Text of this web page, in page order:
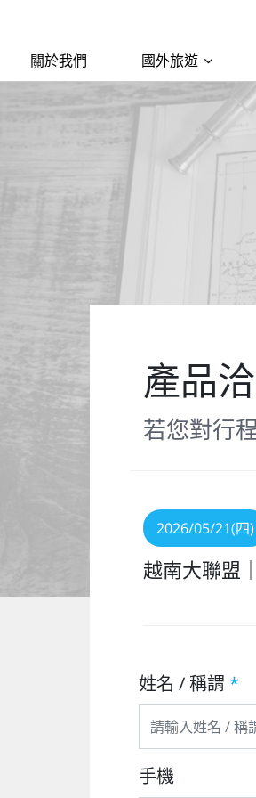
關於我們 國外旅遊
產品
若您對行
2026/05/21(四)
越南大聯盟
姓名 / 稱謂 *
手機